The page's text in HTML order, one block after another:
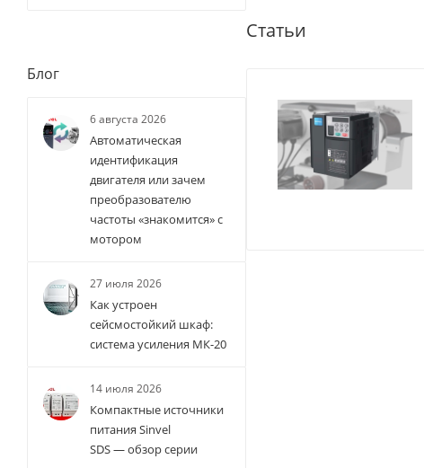
Статьи
Блог
6 августа 2026
Автоматическая
идентификация
двигателя или зачем
преобразователю
частоты «знакомится» с
мотором
27 июля 2026
Как устроен
сейсмостойкий шкаф:
система усиления МК-20
14 июля 2026
Компактные источники
питания Sinvel
SDS — обзор серии